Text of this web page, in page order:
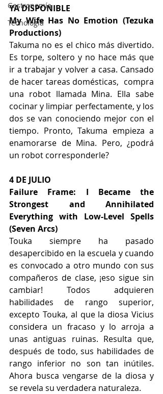
Gastronomía
Tecnología
YA DISPONIBLE
My Wife Has No Emotion (Tezuka
Productions)
Takuma no es el chico más divertido.
Es torpe, soltero y no hace más que
ir a trabajar y volver a casa. Cansado
de hacer tareas domésticas,  compra
una robot llamada Mina. Ella sabe
cocinar y limpiar perfectamente, y los
dos se van conociendo mejor con el
tiempo. Pronto, Takuma empieza a
enamorarse de Mina. Pero, ¿podrá
un robot corresponderle?
4 DE JULIO
Failure Frame: I Became the
Strongest and Annihilated
Everything with Low-Level Spells
(Seven Arcs)
Touka siempre ha pasado
desapercibido en la escuela y cuando
es convocado a otro mundo con sus
compañeros de clase, ¡eso sigue sin
cambiar! Todos adquieren
habilidades de rango superior,
excepto Touka, al que la diosa Vicius
considera un fracaso y lo arroja a
unas antiguas ruinas. Resulta que,
después de todo, sus habilidades de
rango inferior no son tan inútiles.
Ahora busca vengarse de la diosa y
se revela su verdadera naturaleza.